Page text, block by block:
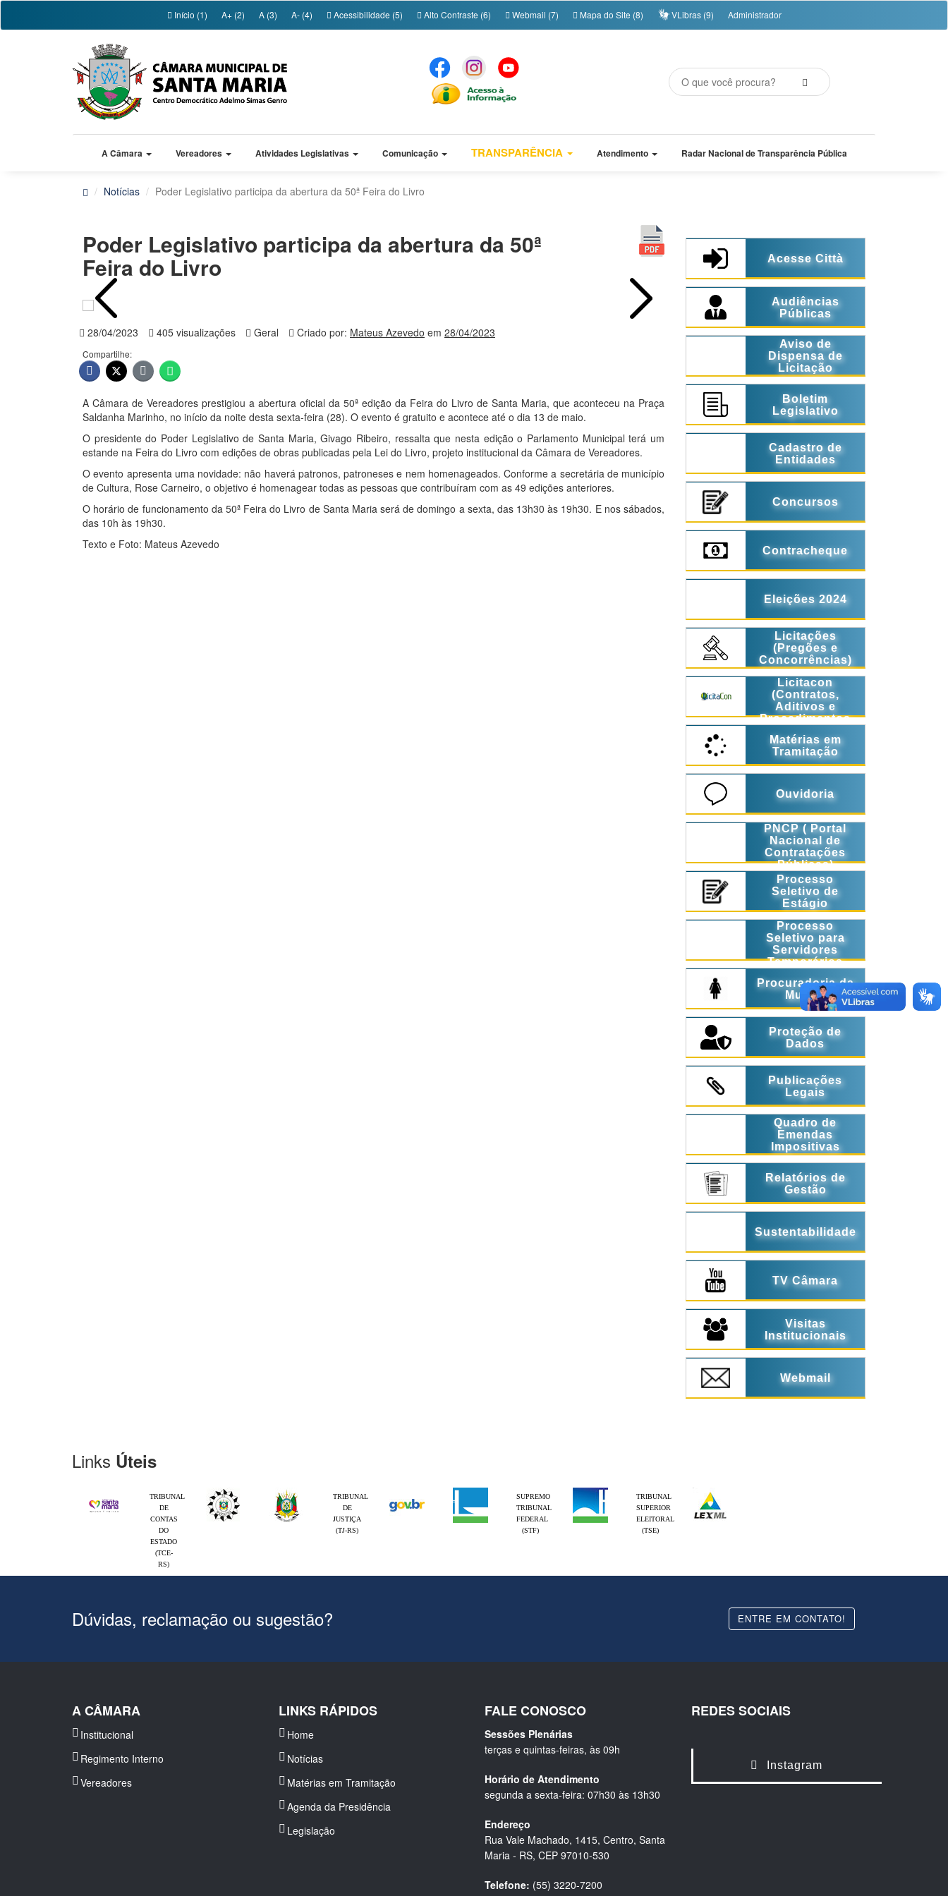
Início (1) A+ (2) A (3) A- (4) Acessibilidade (5) Alto Contraste (6) Webmail (7) Mapa do Site (8) VLibras (9) Administrador
A Câmara Vereadores Atividades Legislativas Comunicação TRANSPARÊNCIA Atendimento Radar Nacional de Transparência Pública
Notícias Poder Legislativo participa da abertura da 50ª Feira do Livro
Poder Legislativo participa da abertura da 50ª
Feira do Livro
28/04/2023 405 visualizações Geral Criado por: Mateus Azevedo em 28/04/2023
Compartilhe:
A Câmara de Vereadores prestigiou a abertura oficial da 50ª edição da Feira do Livro de Santa Maria, que aconteceu na Praça
Saldanha Marinho, no início da noite desta sexta-feira (28). O evento é gratuito e acontece até o dia 13 de maio.
O presidente do Poder Legislativo de Santa Maria, Givago Ribeiro, ressalta que nesta edição o Parlamento Municipal terá um
estande na Feira do Livro com edições de obras publicadas pela Lei do Livro, projeto institucional da Câmara de Vereadores.
O evento apresenta uma novidade: não haverá patronos, patroneses e nem homenageados. Conforme a secretária de município
de Cultura, Rose Carneiro, o objetivo é homenagear todas as pessoas que contribuíram com as 49 edições anteriores.
O horário de funcionamento da 50ª Feira do Livro de Santa Maria será de domingo a sexta, das 13h30 às 19h30. E nos sábados,
das 10h às 19h30.
Texto e Foto: Mateus Azevedo
Acesse Città
Audiências
Públicas
Aviso de
Dispensa de
Licitação
Boletim
Legislativo
Cadastro de
Entidades
Concursos
Contracheque
Eleições 2024
Licitações
(Pregões e
Concorrências)
Licitacon
(Contratos,
Aditivos e
Procedimentos
Matérias em
Tramitação
Ouvidoria
PNCP ( Portal
Nacional de
Contratações
Públicas)
Processo
Seletivo de
Estágio
Processo
Seletivo para
Servidores
Temporários
Procuradoria da
Mulher
Proteção de
Dados
Publicações
Legais
Quadro de
Emendas
Impositivas
Relatórios de
Gestão
Sustentabilidade
TV Câmara
Visitas
Institucionais
Webmail
Links Úteis
TRIBUNAL
DE
CONTAS
DO
ESTADO
(TCE-
RS)
TRIBUNAL
DE
JUSTIÇA
(TJ-RS)
SUPREMO
TRIBUNAL
FEDERAL
(STF)
TRIBUNAL
SUPERIOR
ELEITORAL
(TSE)
Dúvidas, reclamação ou sugestão? ENTRE EM CONTATO!
A CÂMARA
Institucional
Regimento Interno
Vereadores
LINKS RÁPIDOS
Home
Notícias
Matérias em Tramitação
Agenda da Presidência
Legislação
FALE CONOSCO
Sessões Plenárias
terças e quintas-feiras, às 09h
Horário de Atendimento
segunda a sexta-feira: 07h30 às 13h30
Endereço
Rua Vale Machado, 1415, Centro, Santa
Maria - RS, CEP 97010-530
Telefone: (55) 3220-7200
REDES SOCIAIS
Instagram